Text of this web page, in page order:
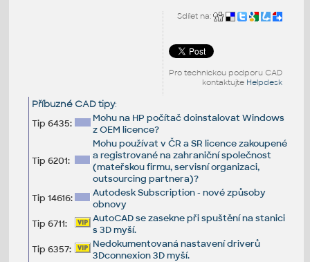
Sdílet na:
Pro technickou podporu CAD
kontaktujte Helpdesk
Příbuzné CAD tipy:
Tip 6435:
Mohu na HP počítač doinstalovat Windows
z OEM licence?
Tip 6201:
Mohu používat v ČR a SR licence zakoupené
a registrované na zahraniční společnost
(mateřskou firmu, servisní organizaci,
outsourcing partnera)?
Tip 14616:
Autodesk Subscription - nové způsoby
obnovy
Tip 6711:
AutoCAD se zasekne při spuštění na stanici
s 3D myší.
Tip 6357:
Nedokumentovaná nastavení driverů
3Dconnexion 3D myší.